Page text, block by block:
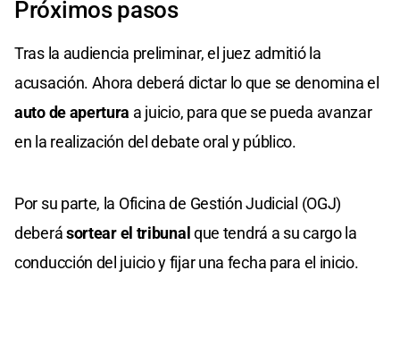
Próximos pasos
Tras la audiencia preliminar, el juez admitió la
acusación. Ahora deberá dictar lo que se denomina el
auto de apertura a juicio, para que se pueda avanzar
en la realización del debate oral y público.
Por su parte, la Oficina de Gestión Judicial (OGJ)
deberásortear el tribunalque tendrá a su cargo la
conducción del juicio y fijar una fecha para el inicio.